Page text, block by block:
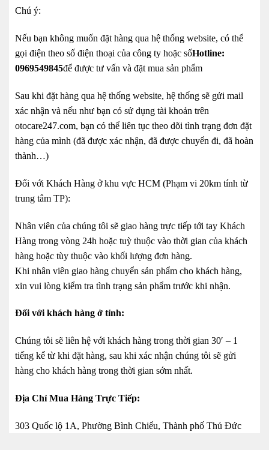
Chú ý:
Nếu bạn không muốn đặt hàng qua hệ thống website, có thể
gọi điện theo số điện thoại của công ty hoặc sốHotline:
0969549845để được tư vấn và đặt mua sản phẩm
Sau khi đặt hàng qua hệ thống website, hệ thống sẽ gửi mail
xác nhận và nếu như bạn có sử dụng tài khoản trên
otocare247.com, bạn có thể liên tục theo dõi tình trạng đơn đặt
hàng của mình (đã được xác nhận, đã được chuyển đi, đã hoàn
thành…)
Đối với Khách Hàng ở khu vực HCM (Phạm vi 20km tính từ
trung tâm TP):
Nhân viên của chúng tôi sẽ giao hàng trực tiếp tới tay Khách
Hàng trong vòng 24h hoặc tuỳ thuộc vào thời gian của khách
hàng hoặc tùy thuộc vào khối lượng đơn hàng.
Khi nhân viên giao hàng chuyển sản phẩm cho khách hàng,
xin vui lòng kiểm tra tình trạng sản phẩm trước khi nhận.
Đối với khách hàng ở tỉnh:
Chúng tôi sẽ liên hệ với khách hàng trong thời gian 30′ – 1
tiếng kể từ khi đặt hàng, sau khi xác nhận chúng tôi sẽ gửi
hàng cho khách hàng trong thời gian sớm nhất.
Địa Chỉ Mua Hàng Trực Tiếp:
303 Quốc lộ 1A, Phường Bình Chiểu, Thành phố Thủ Đức